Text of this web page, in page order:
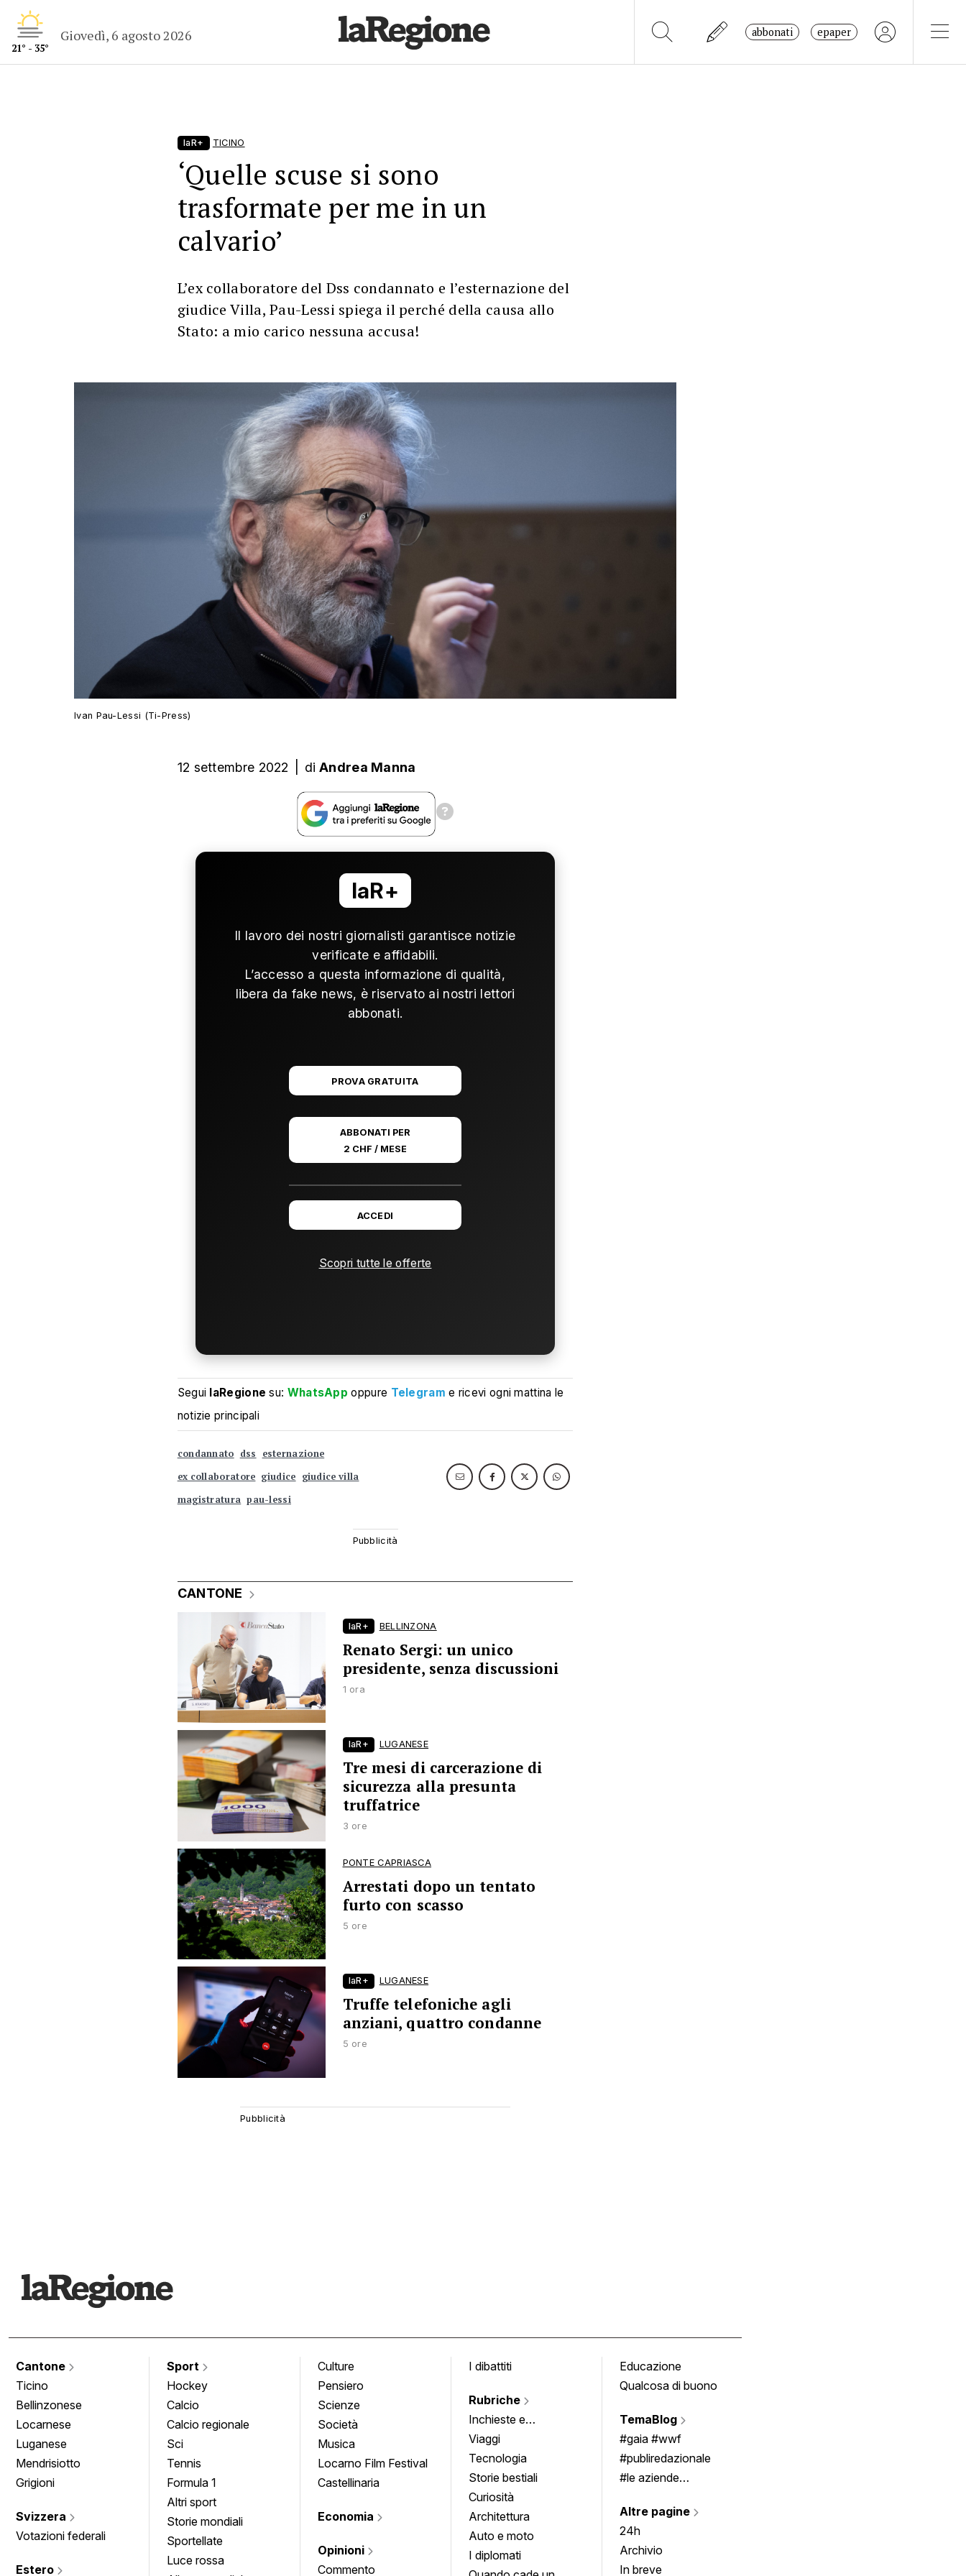
21° - 35°
Giovedì, 6 agosto 2026 abbonati epaper
laR+ TICINO
‘Quelle scuse si sono
trasformate per me in un
calvario’
L’ex collaboratore del Dss condannato e l’esternazione del
giudice Villa, Pau-Lessi spiega il perché della causa allo
Stato: a mio carico nessuna accusa!
Ivan Pau-Lessi (Ti-Press)
12 settembre 2022 di Andrea Manna
laR+
Il lavoro dei nostri giornalisti garantisce notizie
verificate e affidabili.
L’accesso a questa informazione di qualità,
libera da fake news, è riservato ai nostri lettori
abbonati.
PROVA GRATUITA
ABBONATI PER
2 CHF / MESE
ACCEDI
Scopri tutte le offerte
Segui laRegione su: WhatsApp oppure Telegram e ricevi ogni mattina le
notizie principali
condannato dss
esternazione
ex collaboratore giudice giudice villa
magistratura pau-lessi
CANTONE
laR+ BELLINZONA
Renato Sergi: un unico
presidente, senza discussioni
1 ora
laR+ LUGANESE
Tre mesi di carcerazione di
sicurezza alla presunta
truffatrice
3 ore
PONTE CAPRIASCA
Arrestati dopo un tentato
furto con scasso
5 ore
laR+ LUGANESE
Truffe telefoniche agli
anziani, quattro condanne
5 ore
Cantone
Ticino
Bellinzonese
Locarnese
Luganese
Mendrisiotto
Grigioni
Svizzera
Votazioni federali
Estero
Sport
Hockey
Calcio
Calcio regionale
Sci
Tennis
Formula 1
Altri sport
Storie mondiali
Sportellate
Luce rossa
Culture
Pensiero
Scienze
Società
Musica
Locarno Film Festival
Castellinaria
Economia
Opinioni
Commento
I dibattiti
Rubriche
Inchieste e
approfondimenti
Viaggi
Tecnologia
Storie bestiali
Curiosità
Architettura
Auto e moto
I diplomati
Educazione
Qualcosa di buono
TemaBlog
#gaia #wwf
#publiredazionale
#le aziende
Altre pagine
24h
Archivio
In breve